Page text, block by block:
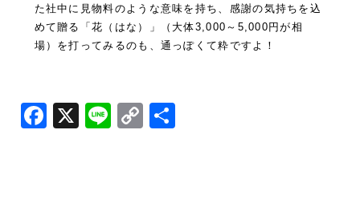
た社中に見物料のような意味を持ち、感謝の気持ちを込
めて贈る「花（はな）」（大体3,000～5,000円が相
場）を打ってみるのも、通っぽくて粋ですよ！
Facebook
X LineCopy